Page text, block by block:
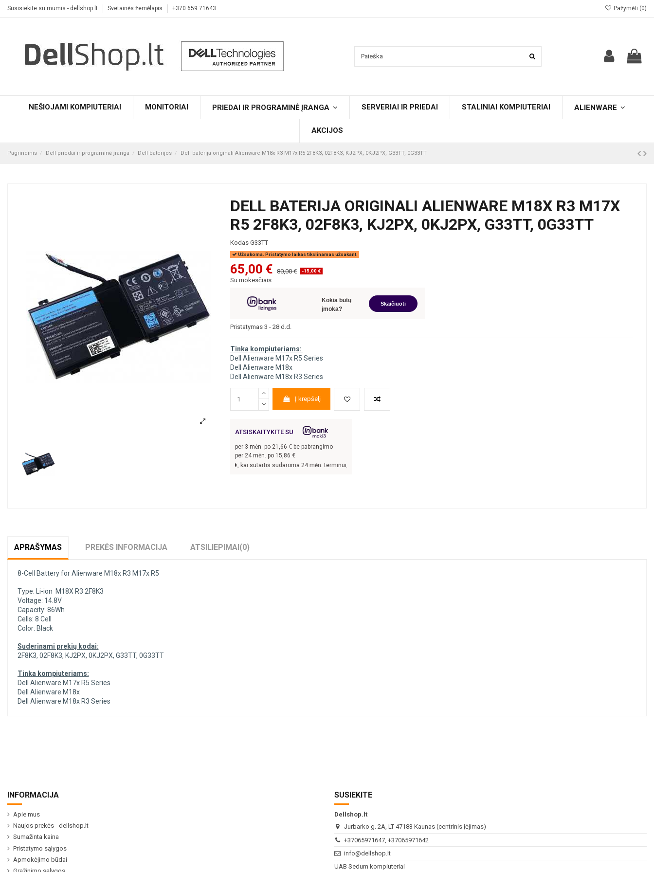
Susisiekite su mumis - dellshop.lt Svetainės žemėlapis +370 659 71643 Pažymėti (0)
NEŠIOJAMI KOMPIUTERIAI MONITORIAI PRIEDAI IR PROGRAMINĖ ĮRANGA SERVERIAI IR PRIEDAI STALINIAI KOMPIUTERIAI ALIENWARE
AKCIJOS
Pagrindinis Dell priedai ir programinė įranga Dell baterijos Dell baterija originali Alienware M18x R3 M17x R5 2F8K3, 02F8K3, KJ2PX, 0KJ2PX, G33TT, 0G33TT
DELL BATERIJA ORIGINALI ALIENWARE M18X R3 M17X
R5 2F8K3, 02F8K3, KJ2PX, 0KJ2PX, G33TT, 0G33TT
Kodas G33TT
Užsakoma. Pristatymo laikas tikslinamas užsakant.
65,00 € 80,00 € -15,00 €
Su mokesčiais
Kokia būtų
įmoka?
Skaičiuoti
Pristatymas 3 - 28 d.d.
Tinka kompiuteriams:
Dell Alienware M17x R5 Series
Dell Alienware M18x
Dell Alienware M18x R3 Series
Į krepšelį
ATSISKAITYKITE SU
per 3 mėn. po 21,66 € be pabrangimo
per 24 mėn. po 15,86 €
€, kai sutartis sudaroma 24 mėn. terminui, metinė palūkanų norma –
APRAŠYMAS PREKĖS INFORMACIJA ATSILIEPIMAI(0)
8-Cell Battery for Alienware M18x R3 M17x R5
Type: Li-ion M18X R3 2F8K3
Voltage: 14.8V
Capacity: 86Wh
Cells: 8 Cell
Color: Black
Suderinami prekių kodai:
2F8K3, 02F8K3, KJ2PX, 0KJ2PX, G33TT, 0G33TT
Tinka kompiuteriams:
Dell Alienware M17x R5 Series
Dell Alienware M18x
Dell Alienware M18x R3 Series
INFORMACIJA
Apie mus
Naujos prekės - dellshop.lt
Sumažinta kaina
Pristatymo sąlygos
Apmokėjimo būdai
SUSIEKITE
Dellshop.lt
Jurbarko g. 2A, LT-47183 Kaunas (centrinis įėjimas)
+37065971647, +37065971642
info@dellshop.lt
UAB Sedum kompiuteriai